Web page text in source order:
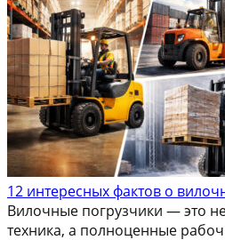
12 интересных фактов о
Вилочные погрузчики — это
техника, а полноценные